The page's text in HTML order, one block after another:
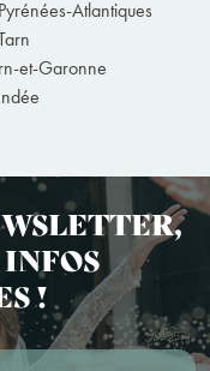
Atlantiques
et-Garonne
!